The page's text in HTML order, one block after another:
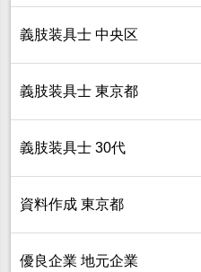
義肢装具士 中央区
義肢装具士 東京都
義肢装具士 30代
資料作成 東京都
優良企業 地元企業